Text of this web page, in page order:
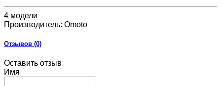
4 модели
Производитель: Omoto
Отзывов (0)
Оставить отзыв
Имя